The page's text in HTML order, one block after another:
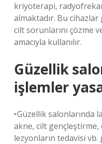
kriyoterapi,
almaktadır. Bu
cilt sorunlarını çözme
amacıyla kullanılır.
Güzellik
işlemler
‣Güzellik salonlarında
akne, cilt
lezyonların tedavisi vb.